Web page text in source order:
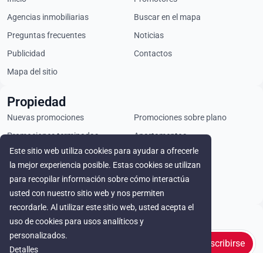
Este sitio web utiliza cookies para ayudar a ofrecerle
la mejor experiencia posible. Estas cookies se utilizan
para recopilar información sobre cómo interactúa
usted con nuestro sitio web y nos permiten
recordarle. Al utilizar este sitio web, usted acepta el
uso de cookies para usos analíticos y
personalizados.
Detalles
Stay in touch
Suscribirse
Agencias inmobiliarias
Buscar en el mapa
Preguntas frecuentes
Noticias
Publicidad
Contactos
Mapa del sitio
Propiedad
Nuevas promociones
Promociones sobre plano
Promociones terminadas
Apartamentos
Áticos
Chalets
Locales comerciales
Alquiler